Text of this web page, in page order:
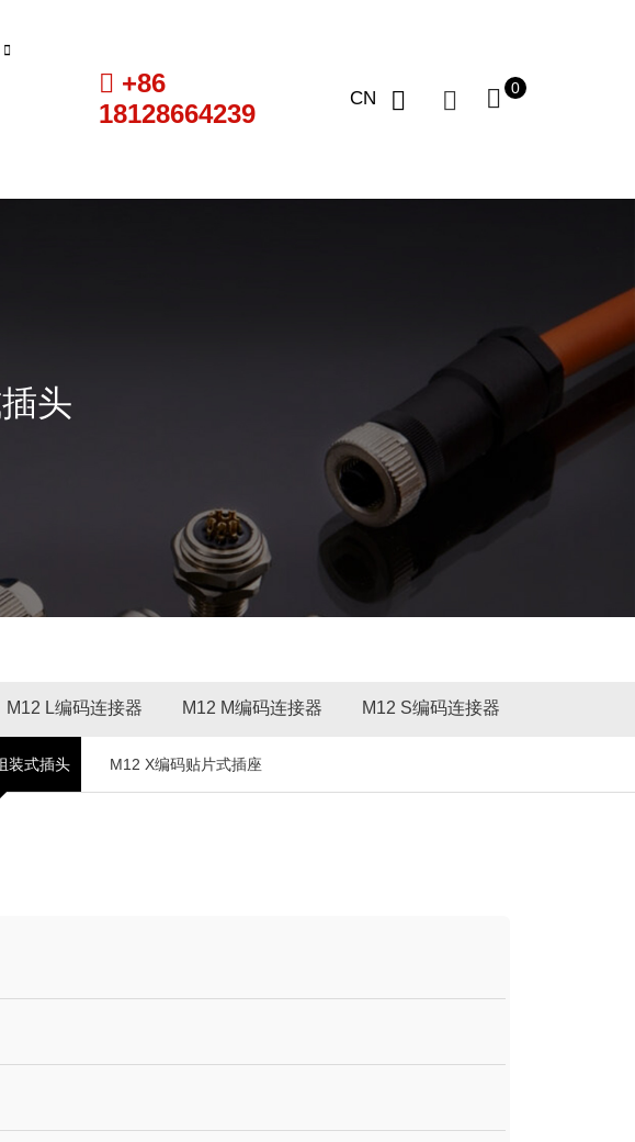
+86
18128664239
CN 0
头
M12 L编码连接器 M12 M编码连接器 M12 S编码连接器
接器
装式插头 M12 X编码贴片式插座